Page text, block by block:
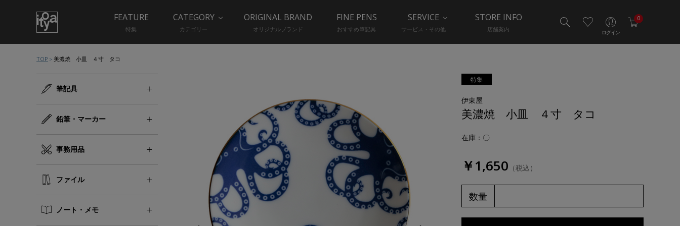
ログイン
0
FEATURE
特集
CATEGORY
カテゴリー
ORIGINAL BRAND
オリジナルブランド
FINE PENS
おすすめ筆記具
SERVICE
サービス・その他
STORE INFO
店舗案内
TOP 美濃焼 小皿 ４寸 タコ
筆記具
鉛筆・マーカー
事務用品
ファイル
ノート・メモ
特集
伊東屋
美濃焼 小皿 ４寸 タコ
在庫：〇
￥1,650 （税込）
数量